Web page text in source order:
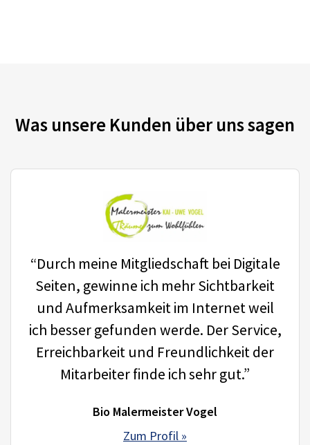
Was unsere Kunden über uns sagen
“Durch meine Mitgliedschaft bei Digitale
Seiten, gewinne ich mehr Sichtbarkeit
und Aufmerksamkeit im Internet weil
ich besser gefunden werde. Der Service,
Erreichbarkeit und Freundlichkeit der
Mitarbeiter finde ich sehr gut.”
Bio Malermeister Vogel
Zum Profil »